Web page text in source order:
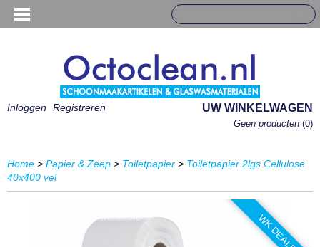
Inloggen Registreren UW WINKELWAGEN
Geen producten (0)
Home > Papier & Zeep > Toiletpapier > Toiletpapier 2lgs Cellulose
40x400 vel
WK DEALS